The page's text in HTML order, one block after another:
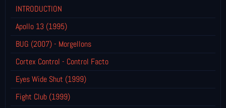
INTRODUCTION
Apollo 13 (1995)
BUG (2007) - Morgellons
Cortex Control - Control Facto
Eyes Wide Shut (1999)
Fight Club (1999)